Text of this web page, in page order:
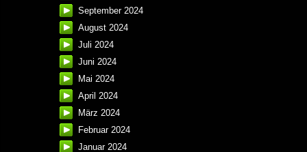
September 2024
August 2024
Juli 2024
Juni 2024
Mai 2024
April 2024
März 2024
Februar 2024
Januar 2024